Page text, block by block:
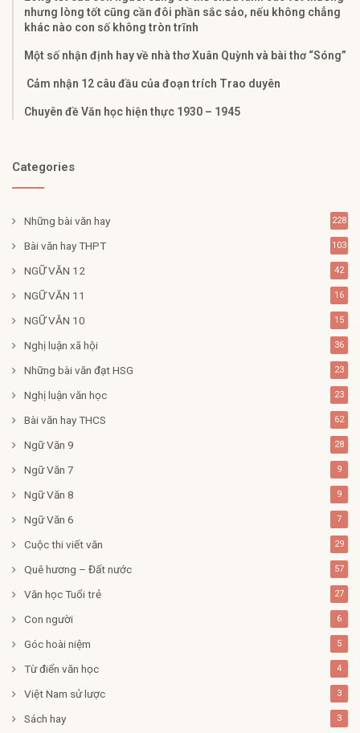
nhưng lòng tốt cũng cần đôi phần sắc sảo, nếu không chẳng
khác nào con số không tròn trĩnh
Một số nhận định hay về nhà thơ Xuân Quỳnh và bài thơ “Sóng”
Cảm nhận 12 câu đầu của đoạn trích Trao duyên
Chuyên đề Văn học hiện thực 1930 – 1945
Categories
Những bài văn hay 228
Bài văn hay THPT 103
NGỮ VĂN 12 42
NGỮ VĂN 11 16
NGỮ VĂN 10 15
Nghị luận xã hội 36
Những bài văn đạt HSG 23
Nghị luận văn học 23
Bài văn hay THCS 62
Ngữ Văn 9 28
Ngữ Văn 7 9
Ngữ Văn 8 9
Ngữ Văn 6 7
Cuộc thi viết văn 29
Quê hương – Đất nước 57
Văn học Tuổi trẻ 27
Con người 6
Góc hoài niệm 5
Từ điển văn học 4
Việt Nam sử lược 3
Sách hay 3